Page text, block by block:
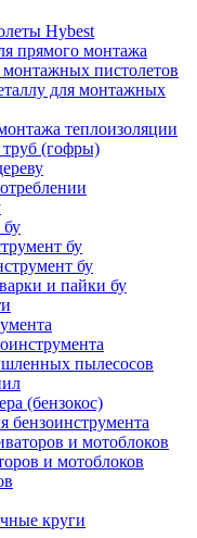
Hybest
прямого монтажа
пистолетов
для монтажных
теплоизоляции
(гофры)
бу
бу
бу
и пайки бу
пылесосов
(бензокос)
бензоинструмента
и мотоблоков
и мотоблоков
круги